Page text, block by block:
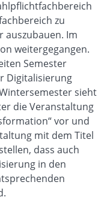
zu
auszubauen. Im
weitergegangen.
Semester
Digitalisierung
sieht
die Veranstaltung
vor und
mit dem Titel
dass auch
in den